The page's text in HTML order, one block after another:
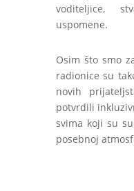
voditeljice,
uspomene.
Osim što smo
radionice su
novih
potvrdili
svima koji su
posebnoj